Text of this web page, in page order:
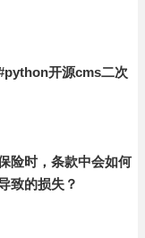
开源cms二次
险时，条款中会如何
致的损失？